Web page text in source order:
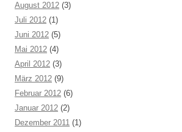
August 2012 (3)
Juli 2012 (1)
Juni 2012 (5)
Mai 2012 (4)
April 2012 (3)
März 2012 (9)
Februar 2012 (6)
Januar 2012 (2)
Dezember 2011 (1)